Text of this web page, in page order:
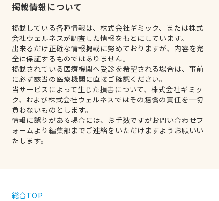
掲載情報について
掲載している各種情報は、株式会社ギミック、または株式
会社ウェルネスが調査した情報をもとにしています。
出来るだけ正確な情報掲載に努めておりますが、内容を完
全に保証するものではありません。
掲載されている医療機関へ受診を希望される場合は、事前
に必ず該当の医療機関に直接ご確認ください。
当サービスによって生じた損害について、株式会社ギミッ
ク、および株式会社ウェルネスではその賠償の責任を一切
負わないものとします。
情報に誤りがある場合には、お手数ですがお問い合わせフ
ォームより編集部までご連絡をいただけますようお願いい
たします。
総合TOP